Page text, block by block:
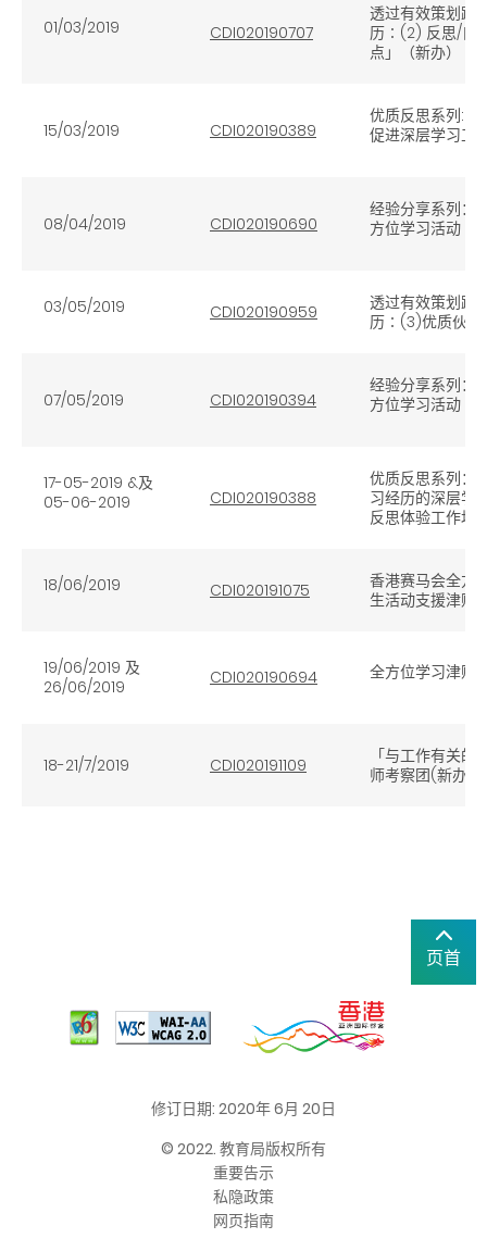
01/03/2019 CDI020190707
透过有效策划跨
历∶(2) 反思/自
点」（新办）
15/03/2019 CDI020190389
优质反思系列:
促进深层学习工
08/04/2019 CDI020190690
经验分享系列：
方位学习活动（
03/05/2019 CDI020190959
透过有效策划跨
历∶(3)优质伙伴
07/05/2019 CDI020190394
经验分享系列：
方位学习活动（
17-05-2019 &及
05-06-2019
CDI020190388
优质反思系列：
习经历的深层学
反思体验工作坊
18/06/2019 CDI020191075
香港赛马会全方
生活动支援津贴
19/06/2019 及
26/06/2019
CDI020190694 全方位学习津贴
18-21/7/2019 CDI020191109
「与工作有关
师考察团(新办)
页首
修订日期: 2020年 6月 20日
© 2022. 教育局版权所有
重要告示
私隐政策
网页指南